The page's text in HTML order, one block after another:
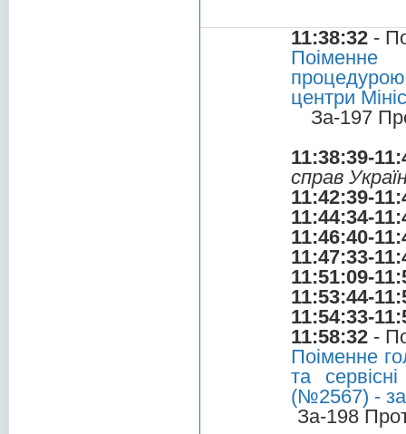
11:38:32 -
Поіменне
процедурою
центри
За-197
11:38:39-
справ
11:42:39-
11:44:34-
11:46:40-
11:47:33-
11:51:09-
11:53:44-
11:54:33-
11:58:32 -
Поіменне
та
(№2567) -
За-198